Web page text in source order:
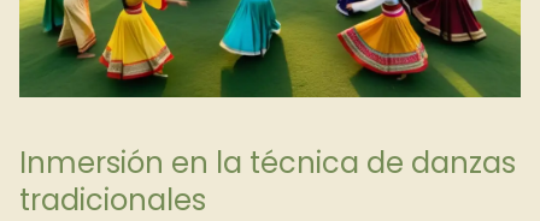
Inmersión en la técnica de danzas
tradicionales